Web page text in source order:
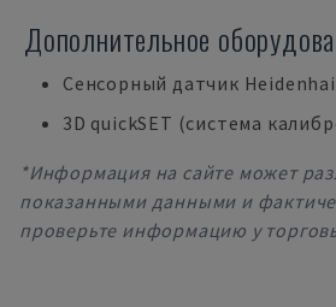
Дополнительное
Сенсорный датчик
3D quickSET (система
*Информация на сайте может
показанными данными и
проверьте информацию у